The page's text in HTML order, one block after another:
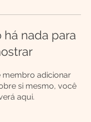
há nada para
membro adicionar
si mesmo, você
aqui.